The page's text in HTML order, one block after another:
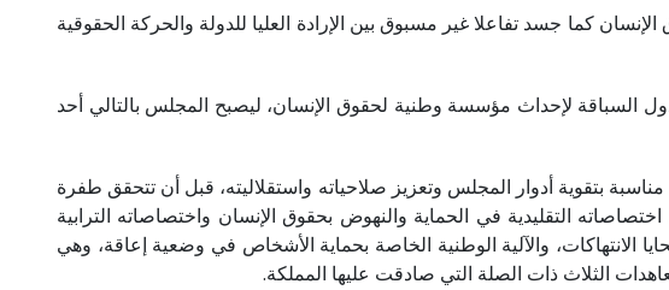
كما جسد تفاعلا غير مسبوق بين الإرادة العليا للدولة والحركة الحقوقية
1990، بعد أن قرر المغرب أن يكون من الدول السباقة لإحداث مؤسسة وطنية لحقوق الإنسان، ليصبح المجلس بالتالي أحد
بتقوية أدوار المجلس وتعزيز صلاحياته واستقلاليته، قبل أن تتحقق طفرة
الحالية، بالإضافة إلى اختصاصاته التقليدية في الحماية والنهوض بحقوق الإنسان واختصاصاته الترابية
الانتهاكات، والآلية الوطنية الخاصة بحماية الأشخاص في وضعية إعاقة، وهي
الثلاث ذات الصلة التي صادقت عليها المملكة.